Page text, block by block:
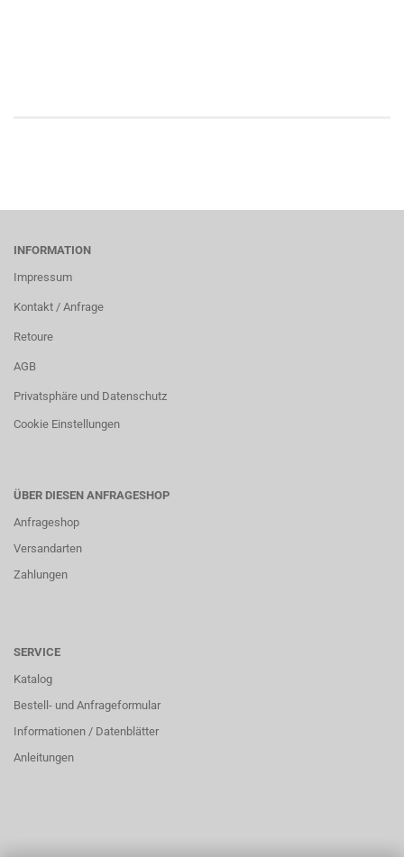
INFORMATION
Impressum
Kontakt / Anfrage
Retoure
AGB
Privatsphäre und Datenschutz
Cookie Einstellungen
ÜBER DIESEN ANFRAGESHOP
Anfrageshop
Versandarten
Zahlungen
SERVICE
Katalog
Bestell- und Anfrageformular
Informationen / Datenblätter
Anleitungen